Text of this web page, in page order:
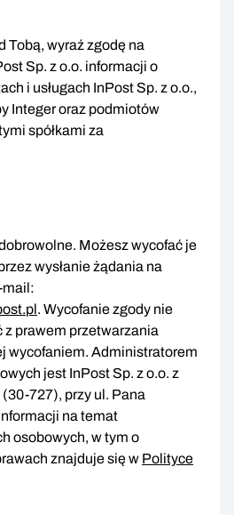
Tobą, wyraź zgodę na
Sp. z o.o. informacji o
i usługach InPost Sp. z o.o.,
Integer oraz podmiotów
spółkami za
Możesz wycofać je
wysłanie żądania na
mail:
. Wycofanie zgody nie
z prawem przetwarzania
wycofaniem. Administratorem
jest InPost Sp. z o.o. z
727), przy ul. Pana
na temat
osobowych, w tym o
znajduje się w Polityce